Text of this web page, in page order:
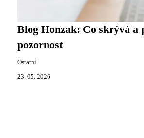
Blog Honzak: Co skrývá a
pozornost
Ostatní
23. 05. 2026